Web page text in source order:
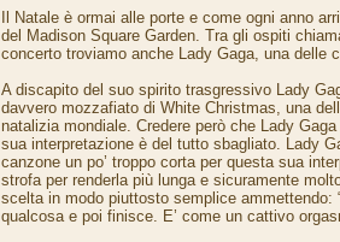
Il Natale è ormai alle porte e come ogni anno
del Madison Square Garden. Tra gli ospiti
concerto troviamo anche Lady Gaga, una delle
A discapito del suo spirito trasgressivo Lady
davvero mozzafiato di White Christmas, una
natalizia mondiale. Credere però che Lady
sua interpretazione è del tutto sbagliato. Lady
canzone un po’ troppo corta per questa sua
strofa per renderla più lunga e sicuramente
scelta in modo piuttosto semplice ammettendo:
qualcosa e poi finisce. E’ come un cattivo